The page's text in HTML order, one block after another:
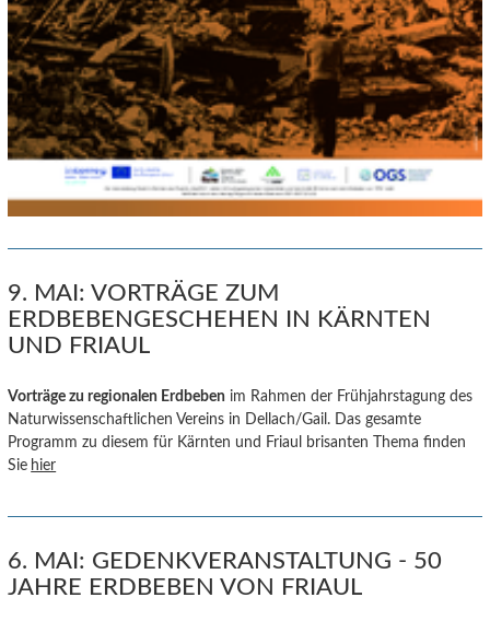
9. MAI: VORTRÄGE ZUM
ERDBEBENGESCHEHEN IN KÄRNTEN
UND FRIAUL
Vorträge zu regionalen Erdbeben im Rahmen der Frühjahrstagung des
Naturwissenschaftlichen Vereins in Dellach/Gail. Das gesamte
Programm zu diesem für Kärnten und Friaul brisanten Thema finden
Sie hier
6. MAI: GEDENKVERANSTALTUNG - 50
JAHRE ERDBEBEN VON FRIAUL